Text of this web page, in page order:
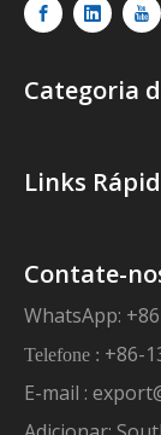
Categoria
Links
Contate-
WhatsApp:
Telefone : +86-
E-mail :